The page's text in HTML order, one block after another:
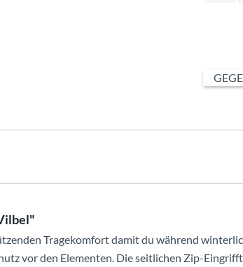
Tragekomfort damit du während
vor den Elementen. Die seitlichen Zip-